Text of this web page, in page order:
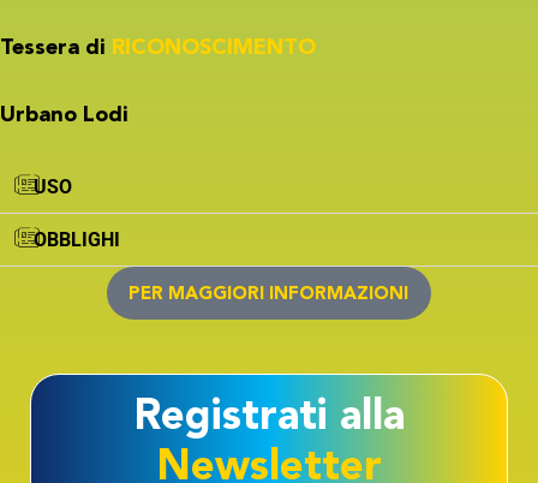
Tessera di RICONOSCIMENTO
Urbano Lodi
USO
OBBLIGHI
PER MAGGIORI INFORMAZIONI
Registrati alla
Newsletter